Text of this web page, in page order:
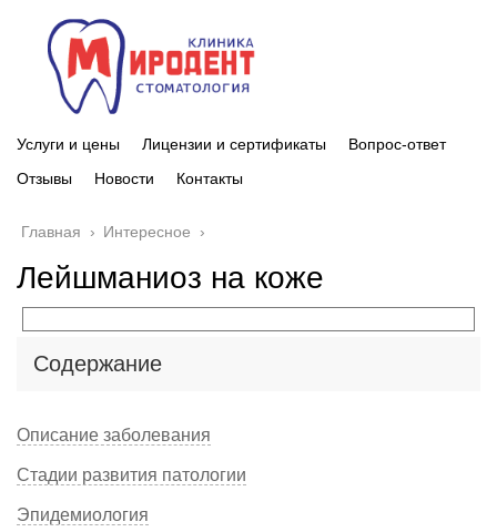
Услуги и цены Лицензии и сертификаты
Вопрос-ответ
Отзывы
Новости Контакты
Главная › Интересное ›
Лейшманиоз на коже
Содержание
Описание заболевания
Стадии развития патологии
Эпидемиология